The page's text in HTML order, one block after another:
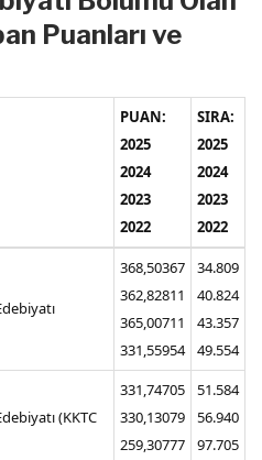
Puanları ve
PUAN:
2025
2024
2023
2022
SIRA:
2025
2024
2023
2022
368,50367
362,82811
365,00711
331,55954
34.809
40.824
43.357
49.554
(KKTC
331,74705
330,13079
259,30777
51.584
56.940
97.705